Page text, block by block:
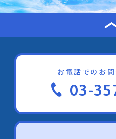
お電話でのお
03-